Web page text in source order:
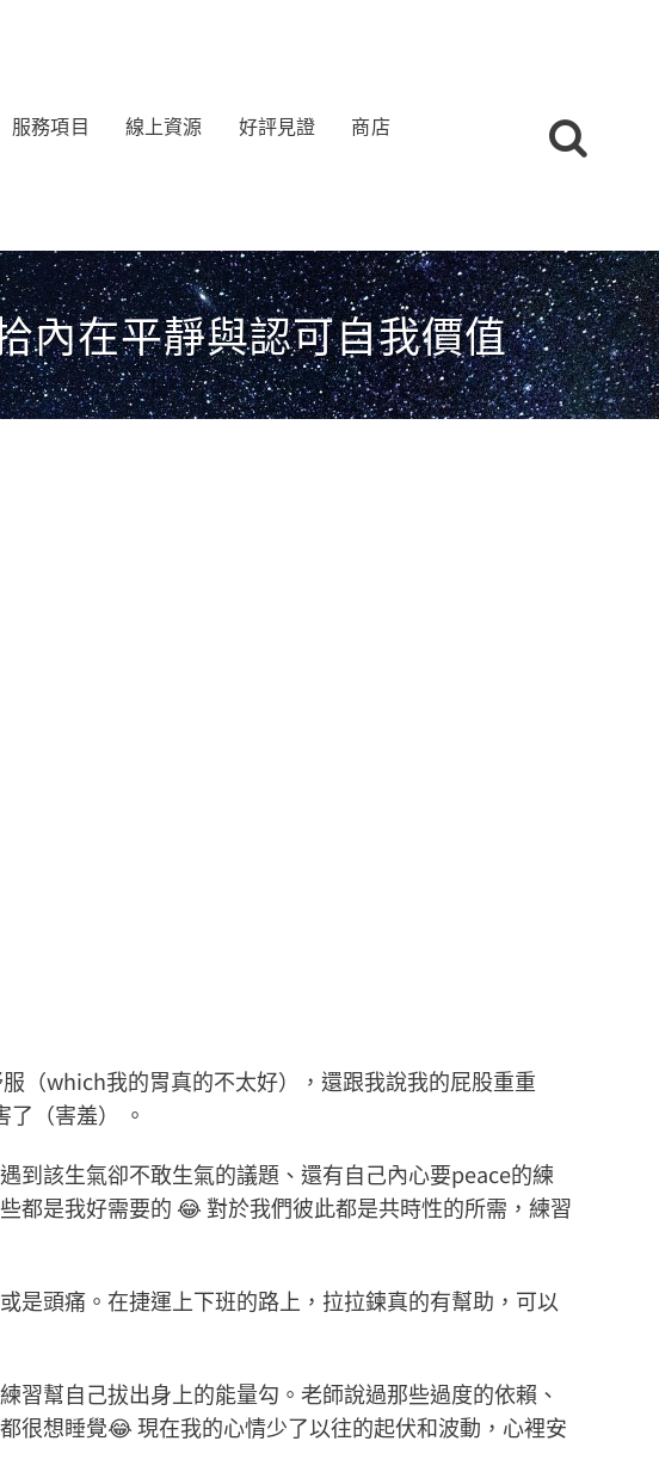
服務項目 線上資源 好評見證 商店
內在平靜與認可自我價值
（which我的胃真的不太好），還跟我說我的屁股重重
（害羞） 。
到該生氣卻不敢生氣的議題、還有自己內心要peace的練
都是我好需要的 😂 對於我們彼此都是共時性的所需，練習
是頭痛。在捷運上下班的路上，拉拉鍊真的有幫助，可以
幫自己拔出身上的能量勾。老師說過那些過度的依賴、
很想睡覺😂 現在我的心情少了以往的起伏和波動，心裡安